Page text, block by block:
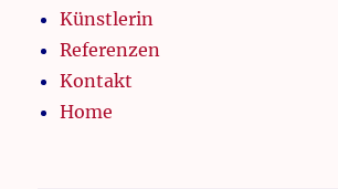
Künstlerin
Referenzen
Kontakt
Home